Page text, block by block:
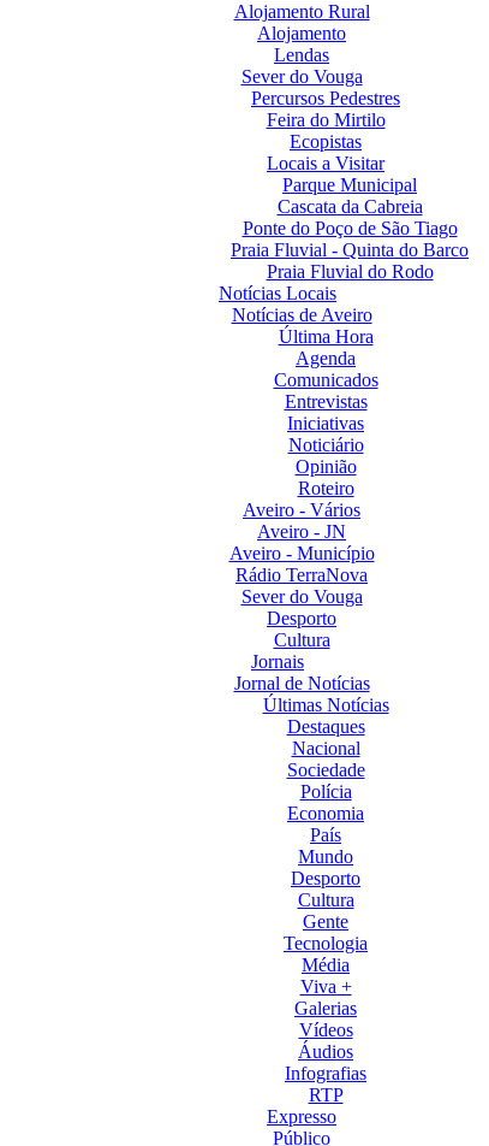
Alojamento Rural
Alojamento
Lendas
Sever do Vouga
Percursos Pedestres
Feira do Mirtilo
Ecopistas
Locais a Visitar
Parque Municipal
Cascata da Cabreia
Ponte do Poço de São Tiago
Praia Fluvial - Quinta do Barco
Praia Fluvial do Rodo
Notícias Locais
Notícias de Aveiro
Última Hora
Agenda
Comunicados
Entrevistas
Iniciativas
Noticiário
Opinião
Roteiro
Aveiro - Vários
Aveiro - JN
Aveiro - Município
Rádio TerraNova
Sever do Vouga
Desporto
Cultura
Jornais
Jornal de Notícias
Últimas Notícias
Destaques
Nacional
Sociedade
Polícia
Economia
País
Mundo
Desporto
Cultura
Gente
Tecnologia
Média
Viva +
Galerias
Vídeos
Áudios
Infografias
RTP
Expresso
Público